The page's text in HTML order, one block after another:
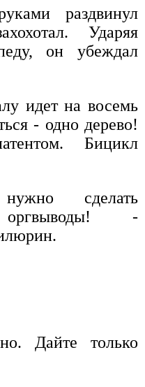
раздвинул
Ударяя
он убеждал
идет на восемь
- одно дерево!
Бицикл
сделать
оргвыводы! -
Дайте только